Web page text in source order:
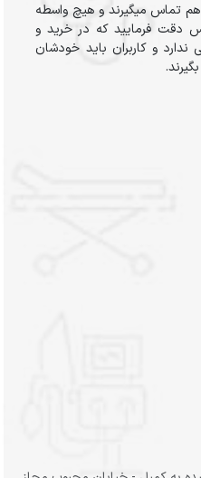
تماس میگیرند و هیچ واسطه
دقت فرمایید که در خرید و
و کاربران باید خودشان